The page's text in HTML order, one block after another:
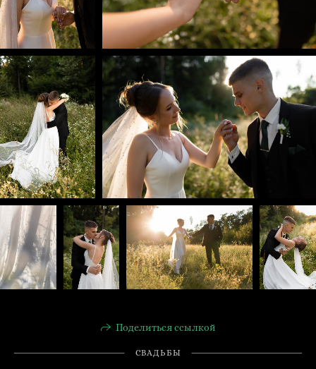
Поделиться ссылкой
СВАДЬБЫ